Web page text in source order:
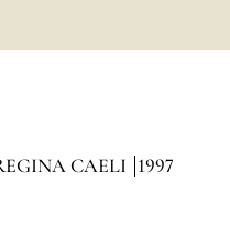
CAELI 1997